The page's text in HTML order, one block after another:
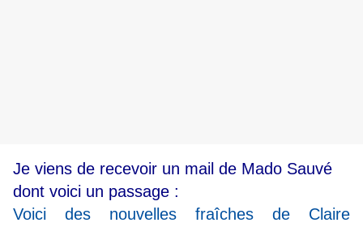
Je viens de recevoir un mail de Mado Sauvé
dont voici un passage :
Voici des nouvelles fraîches de Claire